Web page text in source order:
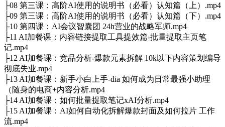
├08 第三课：高阶AI使用的说明书（必看）认知篇（上）.mp4
├09 第三课：高阶AI使用的说明书（必看）认知篇（下）.mp4
├10 第四课：AI会议智囊团 24h营业的战略军师.mp4
├11 AI加餐课：内容链接提取工具提效篇-批量提取主页笔
记.mp4
├12 AI加餐课：竞品分析-爆款元素拆解 10k以下内容策划编导
彻底失业.mp4
├13 AI加餐课：新手小白上手-dia 如何成为日常最强小助理
（随身的电商+内容分析.mp4
├14 AI加餐课：如何批量提取笔记xAI分析.mp4
├15 AI加餐课：AI如何自动化拆解爆款封面及如何拉片 工作
流.mp4